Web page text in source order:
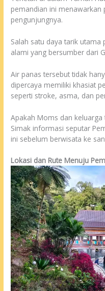
pemandian ini menawarkan
pengunjungnya.
Salah satu daya tarik
alami yang bersumber dari
Air panas tersebut tidak
dipercaya memiliki khasiat
seperti stroke, asma, dan
Apakah Moms dan
Simak informasi seputar
ini sebelum berwisata ke
Lokasi dan Rute Menuju